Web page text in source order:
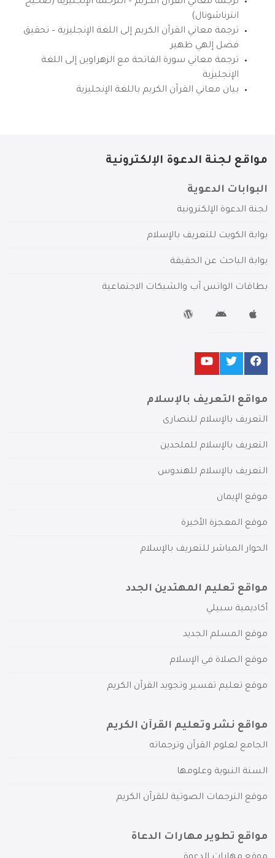
انترناشونال)
ترجمة معاني القرآن الكريم إلى اللغة الإنجليزية – تحقيق
فضل إلهي ظهير
ترجمة معاني سورة الفاتحة مع الزهراوين إلى اللغة
الإنجليزية
بيان معاني القرآن الكريم باللغة الإنجليزية
مواقع لجنة الدعوة الإلكترونية
البوابات الدعوية
لجنة الدعوة الإلكترونية
بوابة الكويت للتعريف بالإسلام
بوابة الباحث عن الحقيقة
بطاقات الواتس آب والشبكات الاجتماعية
مواقع التعريف بالإسلام
التعريف بالإسلام للنصارى
التعريف بالإسلام للملحدين
التعريف بالإسلام للهندوس
موقع الإيمان
موقع المعجزة الأخيرة
الحوار المباشر للتعريف بالإسلام
مواقع تعليم المهتدين الجدد
أكاديمية سبيلي
موقع المسلم الجديد
موقع الصلاة في الإسلام
موقع تعليم تفسير وتجويد القرآن الكريم
مواقع نشر وتعليم القرآن الكريم
الجامع لعلوم القرآن وترجماته
السنة النبوية وعلومها
موقع الترجمات الصوتية للقرآن الكريم
مواقع تطوير مهارات الدعاة